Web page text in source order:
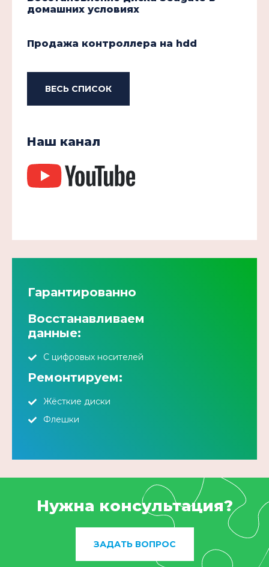
домашних условиях
Продажа контроллера на hdd
ВЕСЬ СПИСОК
Наш канал
Гарантированно
Восстанавливаем
данные:
С цифровых носителей
Ремонтируем:
Жёсткие диски
Флешки
Нужна консультация?
ЗАДАТЬ ВОПРОС